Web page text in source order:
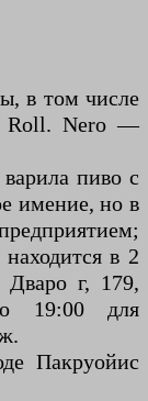
в том числе
Roll. Nero —
пиво с
имение, но в
в 2
г, 179,
19:00 для
Пакруойис